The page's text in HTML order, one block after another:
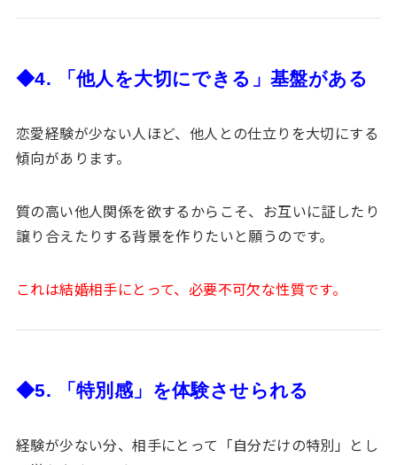
◆4. 「他人を大切にできる」基盤がある
恋愛経験が少ない人ほど、他人との仕立りを大切にする
傾向があります。
質の高い他人関係を欲するからこそ、お互いに証したり
譲り合えたりする背景を作りたいと願うのです。
これは結婚相手にとって、必要不可欠な性質です。
◆5. 「特別感」を体験させられる
経験が少ない分、相手にとって「自分だけの特別」とし